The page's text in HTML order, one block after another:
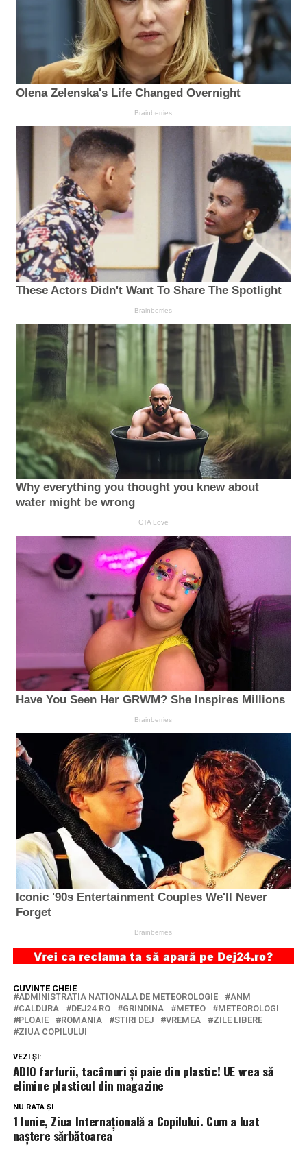
CUVINTE CHEIE
ADMINISTRATIA NATIONALA DE METEOROLOGIE
ANM
CALDURA
DEJ24.RO GRINDINA METEO
METEOROLOGI
PLOAIE
ROMANIA STIRI DEJ VREMEA
ZILE LIBERE
ZIUA COPILULUI
VEZI ȘI:
ADIO farfurii, tacâmuri și paie din plastic! UE vrea să
elimine plasticul din magazine
NU RATA ȘI
1 Iunie, Ziua Internațională a Copilului. Cum a luat
naștere sărbătoarea